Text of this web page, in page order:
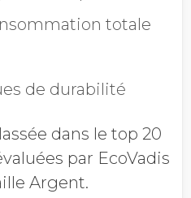
totale
de durabilité
dans le top 20
par EcoVadis
Argent.